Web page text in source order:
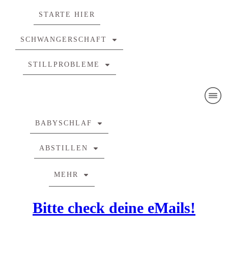
STARTE HIER
SCHWANGERSCHAFT
STILLPROBLEME
BABYSCHLAF
ABSTILLEN
MEHR
Bitte check deine eMails!